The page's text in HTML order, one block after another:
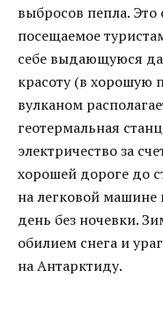
выбросов пепла.
посещаемое
себе выдающуюся
красоту (в хорошую
вулканом
геотермальная
электричество за
хорошей дороге до
на легковой машине
день без ночевки.
обилием снега и
на Антарктиду.